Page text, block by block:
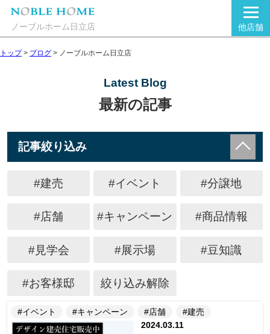
ノーブルホーム日立店 他店舗
トップ> ブログ > ノーブルホーム日立店
Latest Blog
最新の記事
記事絞り込み
#建売 #イベント #分譲地
#店舗 #キャンペーン #商品情報
#見学会 #展示場 #豆知識
#お客様邸 絞り込み解除
#イベント #キャンペーン #店舗
#建売
2024.03.11